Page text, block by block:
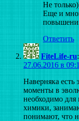
Не
Еще и
Ответить
FiteLife-ru:
27.06.2016 в
Наверняка есть
моменты в
необходимо
химики,
понимают, что